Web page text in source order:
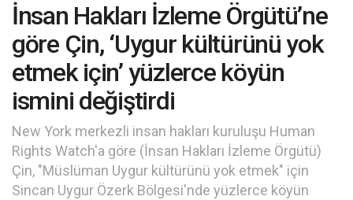
İnsan Hakları İzleme Örgütü’ne
göre Çin, ‘Uygur kültürünü yok
etmek için’ yüzlerce köyün
ismini değiştirdi
New York merkezli insan hakları kuruluşu Human
Rights Watch'a göre (İnsan Hakları İzleme Örgütü)
Çin, "Müslüman Uygur kültürünü yok etmek" için
Sincan Uygur Özerk Bölgesi'nde yüzlerce köyün